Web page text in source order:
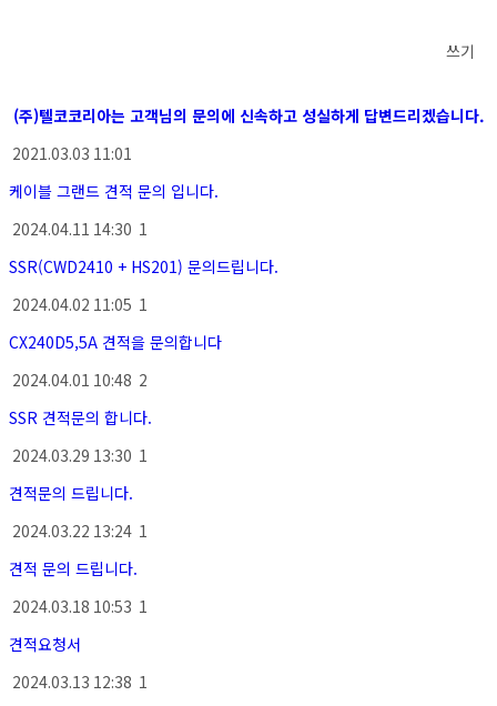
쓰기
(주)텔코코리아는 고객님의 문의에 신속하고 성실하게 답변드리겠습니다.
2021.03.03 11:01
케이블 그랜드 견적 문의 입니다.
2024.04.11 14:30 1
SSR(CWD2410 + HS201) 문의드립니다.
2024.04.02 11:05 1
CX240D5,5A 견적을 문의합니다
2024.04.01 10:48 2
SSR 견적문의 합니다.
2024.03.29 13:30 1
견적문의 드립니다.
2024.03.22 13:24 1
견적 문의 드립니다.
2024.03.18 10:53 1
견적요청서
2024.03.13 12:38 1